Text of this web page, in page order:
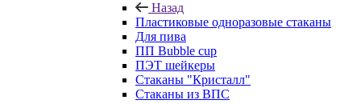
Назад
Пластиковые одноразовые стаканы
Для пива
ПП Bubble cup
ПЭТ шейкеры
Стаканы "Кристалл"
Стаканы из ВПС